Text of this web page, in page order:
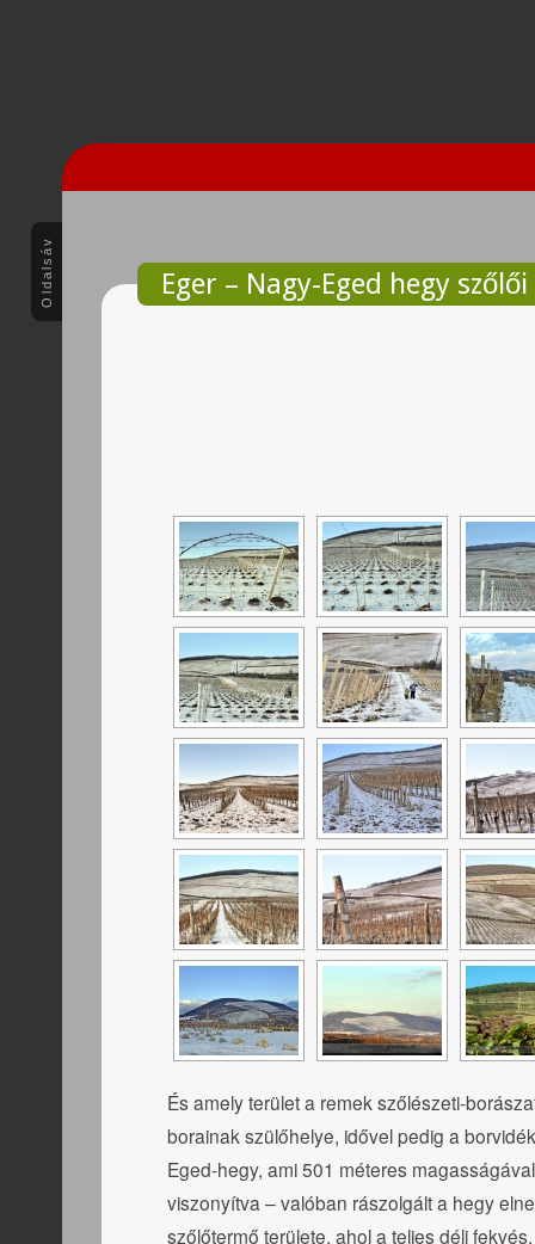
Oldalsáv Eger – Nagy-Eged hegy
És amely terület a remek szőlészeti-
borainak szülőhelye, idővel pedig a
Eged-hegy, ami 501 méteres
viszonyítva – valóban rászolgált a hegy
szőlőtermő területe, ahol a teljes déli